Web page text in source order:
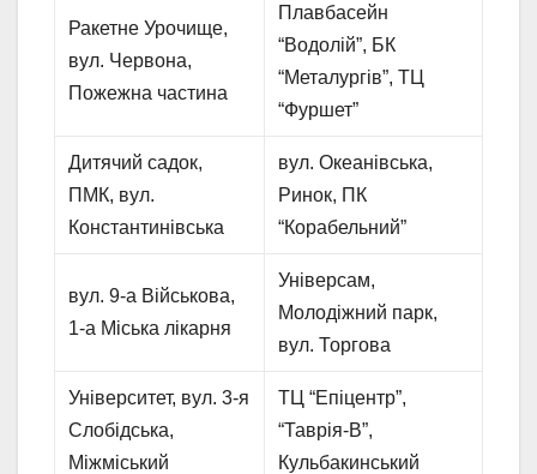
Ракетне Урочище,
вул. Червона,
Пожежна частина
Плавбасейн
“Водолій”, БК
“Металургів”, ТЦ
“Фуршет”
Дитячий садок,
ПМК, вул.
Константинівська
вул. Океанівська,
Ринок, ПК
“Корабельний”
вул. 9-а Військова,
1-а Міська лікарня
Універсам,
Молодіжний парк,
вул. Торгова
Університет, вул. 3-я
Слобідська,
Міжміський
ТЦ “Епіцентр”,
“Таврія-В”,
Кульбакинський